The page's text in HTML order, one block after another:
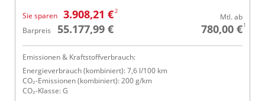
Sie sparen 3.908,21 €2
Barpreis 55.177,99 €
Mtl. ab
780,00 €1
Emissionen & Kraftstoffverbrauch:
Energieverbrauch (kombiniert): 7,6 l/100 km
CO₂-Emissionen (kombiniert): 200 g/km
CO₂-Klasse: G